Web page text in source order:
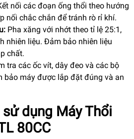
nối các đoạn ống thổi theo hướng
nối chắc chắn để tránh rò rỉ khí.
Pha xăng với nhớt theo tỉ lệ 25:1,
nhiên liệu. Đảm bảo nhiên liệu
chất.
tra các ốc vít, dây đeo và các bộ
bảo máy được lắp đặt đúng và an
dụng Máy Thổi
80CC